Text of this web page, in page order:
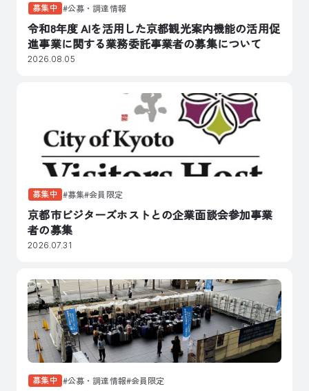
募集中 公募・調達情報
令和8年度 AIを活用した京都観光案内機能の活用促
進事業に関する業務委託事業者の募集について
2026.08.05
募集中 募集 会員限定
京都市ビジターズホストとの企業面談会参加事業
者の募集
2026.07.31
募集中 公募・調達情報 会員限定